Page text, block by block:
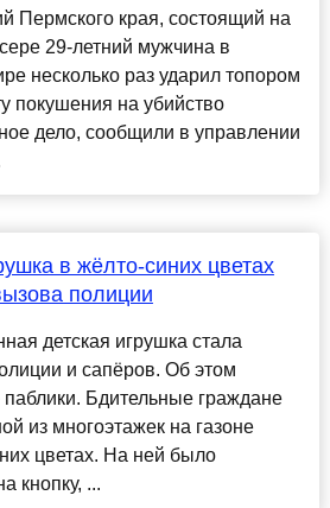
Пермского края, состоящий на
29-летний мужчина в
несколько раз ударил топором
покушения на убийство
дело, сообщили в управлении
в жёлто-синих цветах
полиции
детская игрушка стала
и сапёров. Об этом
Бдительные граждане
из многоэтажек на газоне
цветах. На ней было
кнопку, ...